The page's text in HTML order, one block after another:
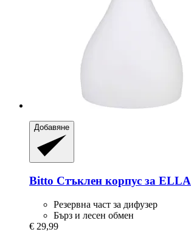
Добавяне
Bitto Стъклен корпус за ELLA
Резервна част за дифузер
Бърз и лесен обмен
€ 29,99